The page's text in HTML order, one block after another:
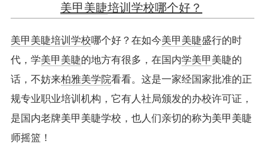
美甲美睫培训学校哪个好？
美甲美睫培训学校哪个好？在如今美甲美睫盛行的时
代，学美甲美睫的地方有很多，在国内学美甲 美睫的
话，不妨来柏雅美学院看看。这是一家经国家批准的正
规专业职业培训机构，它有人社局颁发的办校许可证，
是国内老牌美甲美睫学校，也人们亲切的称为美甲美睫
师摇篮！